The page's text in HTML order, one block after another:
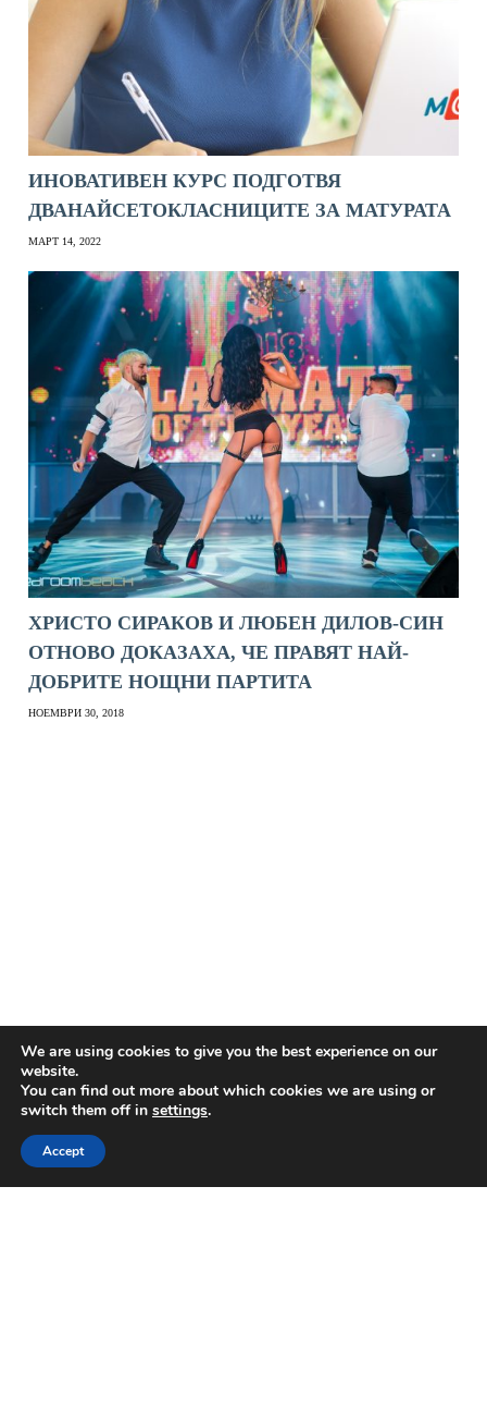
ИНОВАТИВЕН КУРС ПОДГОТВЯ
ДВАНАЙСЕТОКЛАСНИЦИТЕ ЗА МАТУРАТА
МАРТ 14, 2022
ХРИСТО СИРАКОВ И ЛЮБЕН ДИЛОВ-СИН
ОТНОВО ДОКАЗАХА, ЧЕ ПРАВЯТ НАЙ-
ДОБРИТЕ НОЩНИ ПАРТИТА
НОЕМВРИ 30, 2018
We are using cookies to give you the best experience on our
website.
You can find out more about which cookies we are using or
switch them off in settings.
Accept